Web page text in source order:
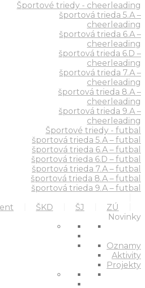
Športové triedy - cheerleading
športová trieda 5.A –
cheerleading
športová trieda 6.A –
cheerleading
športová trieda 6.D –
cheerleading
športová trieda 7.A –
cheerleading
športová trieda 8.A –
cheerleading
športová trieda 9.A –
cheerleading
Športové triedy - futbal
športová trieda 5.A – futbal
športová trieda 6.A – futbal
športová trieda 6.D – futbal
športová trieda 7.A – futbal
športová trieda 8.A – futbal
športová trieda 9.A – futbal
ŠKD ŠJ
ZÚ
Novinky
Oznamy
Aktivity
Projekty